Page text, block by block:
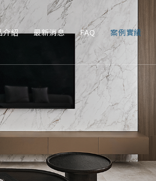
介紹 最新消息 FAQ 案例實績